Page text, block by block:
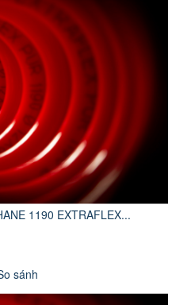
1190 EXTRAFLEX...
sánh